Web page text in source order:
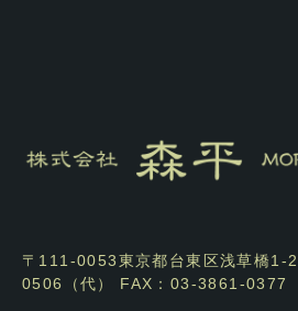
〒111-0053東京都台東区浅草橋
0506（代） FAX：03-3861-0377